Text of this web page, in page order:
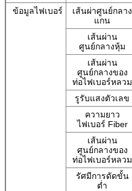
ข้อมูลไฟเบอร์
เส้นผ่าศูนย์กลาง
แกน
เส้นผ่าน
ศูนย์กลางหุ้ม
เส้นผ่าน
ศูนย์กลางของ
ท่อไฟเบอร์หลวม
รูรับแสงตัวเลข
ความยาว
ไฟเบอร์ Fiber
เส้นผ่าน
ศูนย์กลางของ
ท่อไฟเบอร์หลวม
รัศมีการดัดขั้น
ต่ำ